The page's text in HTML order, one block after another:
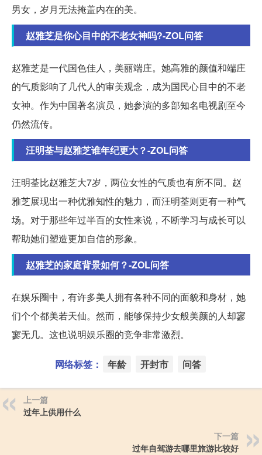
男女，岁月无法掩盖内在的美。
赵雅芝是你心目中的不老女神吗?-ZOL问答
赵雅芝是一代国色佳人，美丽端庄。她高雅的颜值和端庄
的气质影响了几代人的审美观念，成为国民心目中的不老
女神。作为中国著名演员，她参演的多部知名电视剧至今
仍然流传。
汪明荃与赵雅芝谁年纪更大？-ZOL问答
汪明荃比赵雅芝大7岁，两位女性的气质也有所不同。赵
雅芝展现出一种优雅知性的魅力，而汪明荃则更有一种气
场。对于那些年过半百的女性来说，不断学习与成长可以
帮助她们塑造更加自信的形象。
赵雅芝的家庭背景如何？-ZOL问答
在娱乐圈中，有许多美人拥有各种不同的面貌和身材，她
们个个都美若天仙。然而，能够保持少女般美颜的人却寥
寥无几。这也说明娱乐圈的竞争非常激烈。
网络标签： 年龄 开封市 问答
上一篇
过年上供用什么
下一篇
过年自驾游去哪里旅游比较好